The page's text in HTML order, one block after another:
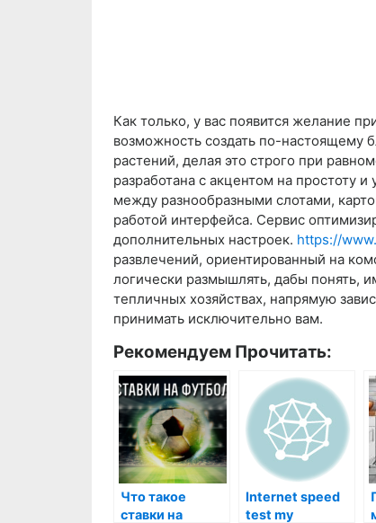
Как только, у вас появится желание
возможность создать по-настоящему
растений, делая это строго при
разработана с акцентом на простоту
между разнообразными слотами,
работой интерфейса. Сервис
дополнительных настроек. https://
развлечений, ориентированный на
логически размышлять, дабы понять,
тепличных хозяйствах, напрямую
принимать исключительно вам.
Рекомендуем Прочитать:
Что такое
ставки на
Internet speed
test my